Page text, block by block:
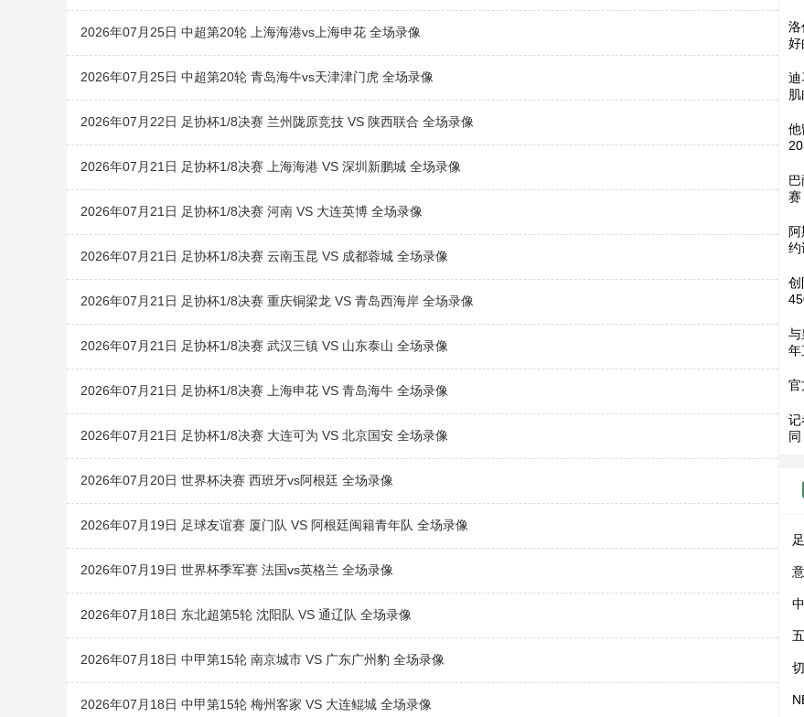
2026年07月25日 中超第20轮 上海海港vs上海申花 全场录像
2026年07月25日 中超第20轮 青岛海牛vs天津津门虎 全场录像
2026年07月22日 足协杯1/8决赛 兰州陇原竞技 VS 陕西联合 全场录像
2026年07月21日 足协杯1/8决赛 上海海港 VS 深圳新鹏城 全场录像
2026年07月21日 足协杯1/8决赛 河南 VS 大连英博 全场录像
2026年07月21日 足协杯1/8决赛 云南玉昆 VS 成都蓉城 全场录像
2026年07月21日 足协杯1/8决赛 重庆铜梁龙 VS 青岛西海岸 全场录像
2026年07月21日 足协杯1/8决赛 武汉三镇 VS 山东泰山 全场录像
2026年07月21日 足协杯1/8决赛 上海申花 VS 青岛海牛 全场录像
2026年07月21日 足协杯1/8决赛 大连可为 VS 北京国安 全场录像
2026年07月20日 世界杯决赛 西班牙vs阿根廷 全场录像
2026年07月19日 足球友谊赛 厦门队 VS 阿根廷闽籍青年队 全场录像
2026年07月19日 世界杯季军赛 法国vs英格兰 全场录像
2026年07月18日 东北超第5轮 沈阳队 VS 通辽队 全场录像
2026年07月18日 中甲第15轮 南京城市 VS 广东广州豹 全场录像
2026年07月18日 中甲第15轮 梅州客家 VS 大连鲲城 全场录像
洛
好
迪
他
赛
约
创
与
年
官
记
同